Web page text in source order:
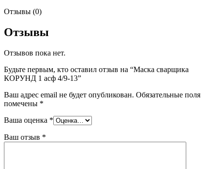
Отзывы (0)
Отзывы
Отзывов пока нет.
Будьте первым, кто оставил отзыв на “Маска сварщика
КОРУНД 1 асф 4/9-13”
Ваш адрес email не будет опубликован. Обязательные поля
помечены *
Ваша оценка *
Ваш отзыв *